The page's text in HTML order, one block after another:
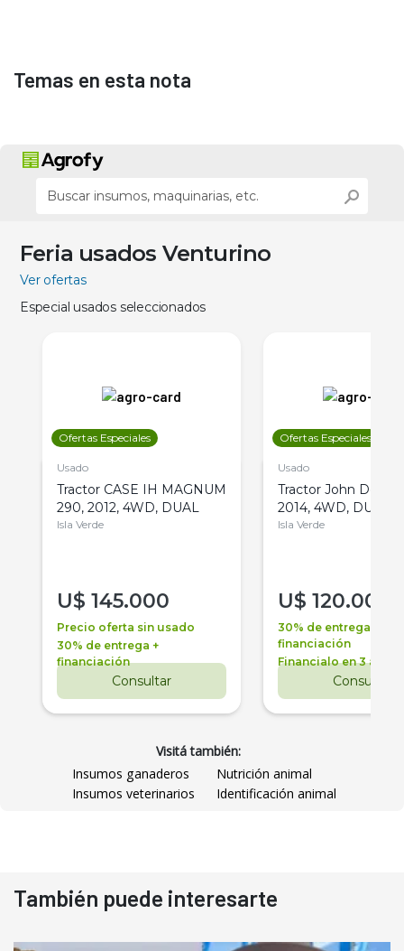
Temas en esta nota
Feria usados Venturino
Ver ofertas
Especial usados seleccionados
Ofertas Especiales
Usado
Tractor CASE IH MAGNUM
290, 2012, 4WD, DUAL
Isla Verde
U$ 145.000
Precio oferta sin usado
30% de entrega +
financiación
Consultar
Ofertas Especiales
Usado
Tractor John Deere
2014, 4WD, DUAL
Isla Verde
U$ 120.000
30% de entrega +
financiación
Financialo en 3 años
Consultar
Visitá también:
Insumos ganaderos
Nutrición animal
Insumos veterinarios
Identificación animal
También puede interesarte